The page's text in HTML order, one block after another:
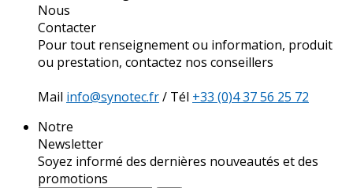
Nous
Contacter
Pour tout renseignement ou information, produit
ou prestation, contactez nos conseillers
Mail info@synotec.fr/ Tél +33 (0)4 37 56 25 72
Notre
Newsletter
Soyez informé des dernières nouveautés et des
promotions